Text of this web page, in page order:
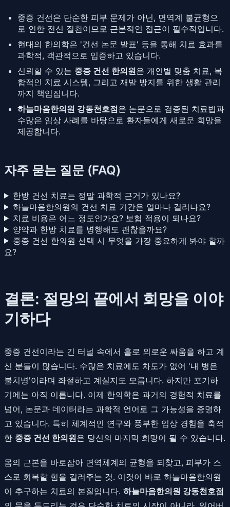
중증 건선은 단순한 피부 문제가 아닌, 면역계 불균형으
로 인한 전신 질환이므로 근본적인 접근이 필수적입니다.
현대의 한의학은 '건선 논문 발표' 등을 통해 치료 효과를
과학적, 객관적으로 입증하고 있습니다.
신뢰할 수 있는 중증 건선 한의원은 개인별 맞춤 치료, 복
합적인 치료 시스템, 그리고 재발 방지를 위한 생활 관리
까지 책임집니다.
하늘마음한의원 강동천호점은 논문으로 검증된 치료법과
수많은 임상 사례를 바탕으로 환자들에게 새로운 희망을
제공합니다.
자주 묻는 질문 (FAQ)
한방 건선 치료는 정말 과학적 근거가 있나요?
하늘마음한의원의 건선 치료 기간은 얼마나 걸리나요?
치료 비용은 어느 정도인가요? 보험 적용이 되나요?
양약과 한방 치료를 병행해도 괜찮을까요?
중증 건선 한의원 선택 시 무엇을 가장 중요하게 봐야 할까
요?
결론: 절망의 끝에서 희망을 이야
기하다
중증 건선이라는 긴 터널 속에서 홀로 외로운 싸움을 하고 계
신 분들이 많습니다. 수많은 치료에도 차도가 없어 '내 병은
불치병'이라며 좌절하고 계실지도 모릅니다. 하지만 포기하
기에는 아직 이릅니다. 이제 한의학은 과거의 경험적 치료를
넘어, 논문과 데이터라는 과학적 언어로 그 가능성을 증명하
고 있습니다. 특히 체계적인 연구와 풍부한 임상 경험을 축적
한 중증 건선 한의원은 당신의 마지막 희망이 될 수 있습니다.
몸의 근본을 바로잡아 면역체계의 균형을 되찾고, 피부가 스
스로 회복할 힘을 길러주는 것. 이것이 바로 하늘마음한의원
이 추구하는 치료의 본질입니다. 하늘마음한의원 강동천호점